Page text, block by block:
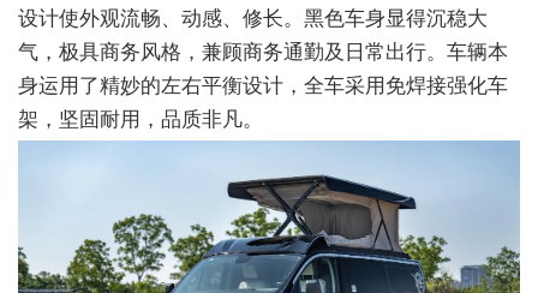
设计使外观流畅、动感、修长。黑色车身显得沉稳大
气，极具商务风格，兼顾商务通勤及日常出行。车辆本
身运用了精妙的左右平衡设计，全车采用免焊接强化车
架，坚固耐用，品质非凡。